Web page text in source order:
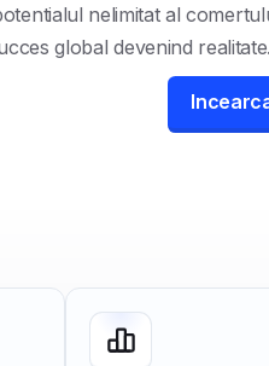
nelimitat al
global devenind